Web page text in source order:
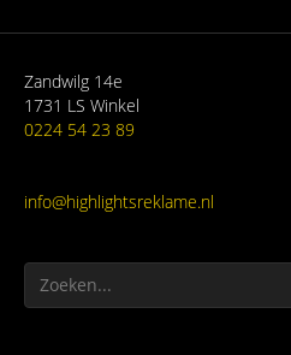
Zandwilg 14e
1731 LS Winkel
0224 54 23 89
info@highlightsreklame.nl
Zoeken